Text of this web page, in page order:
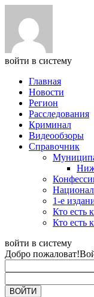
войти в систему
Главная
Новости
Регион
Расследования
Криминал
Видеообзоры
Справочник
1-е
Кто есть
Кто есть
войти в систему
Добро пожаловат!